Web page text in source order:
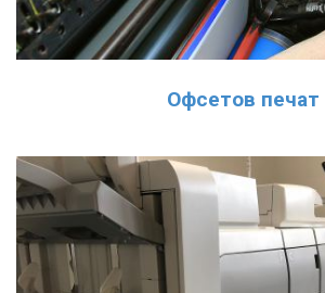
Офсетов печат